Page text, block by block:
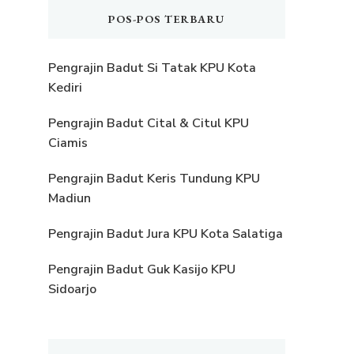
POS-POS TERBARU
Pengrajin Badut Si Tatak KPU Kota
Kediri
Pengrajin Badut Cital & Citul KPU
Ciamis
Pengrajin Badut Keris Tundung KPU
Madiun
Pengrajin Badut Jura KPU Kota Salatiga
Pengrajin Badut Guk Kasijo KPU
Sidoarjo